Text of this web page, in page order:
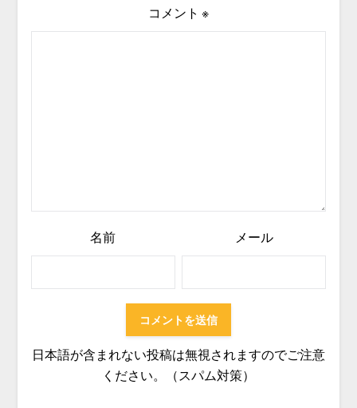
コメント ※
名前 メール
日本語が含まれない投稿は無視されますのでご注意
ください。（スパム対策）